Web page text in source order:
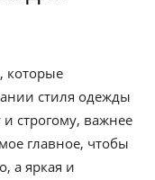
которые
стиля одежды
строгому, важнее
главное, чтобы
а яркая и